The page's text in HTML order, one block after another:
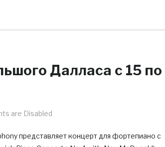
Далласа c 15 по
are Disabled
представляет концерт для фортепиано с